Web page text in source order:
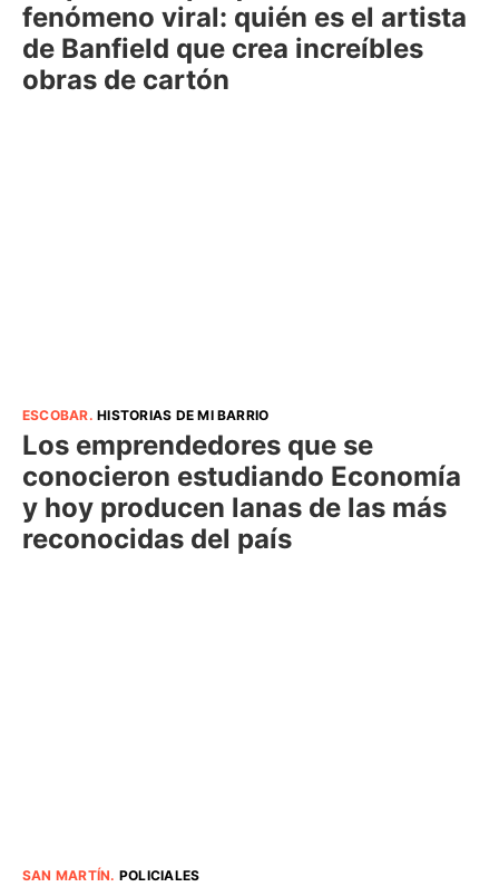
fenómeno viral: quién es el artista
de Banfield que crea increíbles
obras de cartón
ESCOBAR.HISTORIAS DE MI BARRIO
Los emprendedores que se
conocieron estudiando Economía
y hoy producen lanas de las más
reconocidas del país
SAN MARTÍN. POLICIALES